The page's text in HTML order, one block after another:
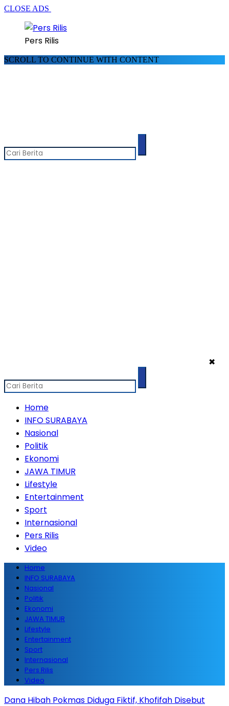
CLOSE ADS
Pers Rilis
SCROLL TO CONTINUE WITH CONTENT
✖
Home
INFO SURABAYA
Nasional
Politik
Ekonomi
JAWA TIMUR
Lifestyle
Entertainment
Sport
Internasional
Pers Rilis
Video
Home
INFO SURABAYA
Nasional
Politik
Ekonomi
JAWA TIMUR
Lifestyle
Entertainment
Sport
Internasional
Pers Rilis
Video
Dana Hibah Pokmas Diduga Fiktif, Khofifah Disebut